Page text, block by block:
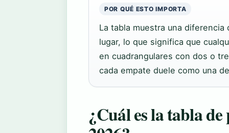
POR QUÉ ESTO IMPORTA
La tabla muestra una
lugar, lo que significa que
en cuadrangulares con dos o
cada empate duele como una
¿Cuál es la tabla